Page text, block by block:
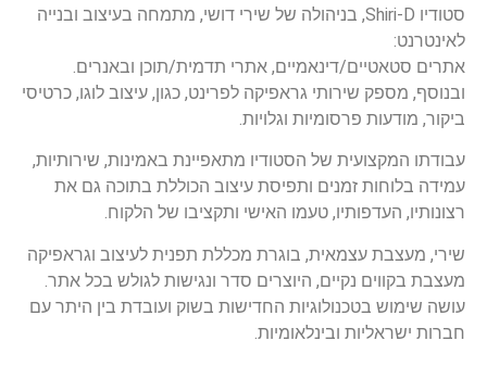
סטודיו Shiri-D, בניהולה של שירי דושי, מתמחה בעיצוב ובנייה
לאינטרנט:
אתרים סטאטיים/דינאמיים, אתרי תדמית/תוכן ובאנרים.
ובנוסף, מספק שירותי גראפיקה לפרינט, כגון, עיצוב לוגו, כרטיסי
ביקור, מודעות פרסומיות וגלויות.
עבודתו המקצועית של הסטודיו מתאפיינת באמינות, שירותיות,
עמידה בלוחות זמנים ותפיסת עיצוב הכוללת בתוכה גם את
רצונותיו, העדפותיו, טעמו האישי ותקציבו של הלקוח.
שירי, מעצבת עצמאית, בוגרת מכללת תפנית לעיצוב וגראפיקה
מעצבת בקווים נקיים, היוצרים סדר ונגישות לגולש בכל אתר.
עושה שימוש בטכנולוגיות החדישות בשוק ועובדת בין היתר עם
חברות ישראליות ובינלאומיות.